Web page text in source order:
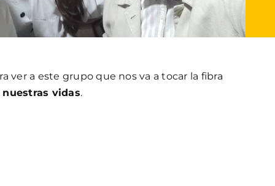
ver a este grupo que nos va a tocar la fibra
vidas.